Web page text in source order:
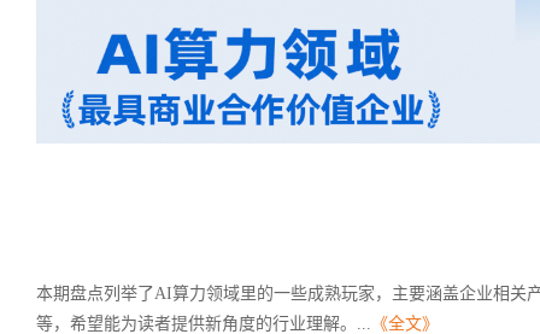
本期盘点列举了AI算力领域里的一些成熟玩家，主要涵盖企业相关
等，希望能为读者提供新角度的行业理解。... 《全文》